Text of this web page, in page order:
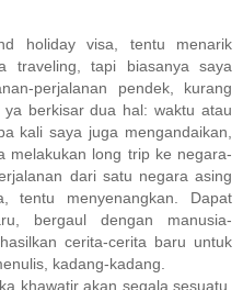
holiday visa, tentu menarik
traveling, tapi biasanya saya
perjalanan pendek, kurang
berkisar dua hal: waktu atau
kali saya juga mengandaikan,
melakukan long trip ke negara-
dari satu negara asing
tentu menyenangkan. Dapat
bergaul dengan manusia-
cerita-cerita baru untuk
kadang-kadang.
khawatir akan segala sesuatu.